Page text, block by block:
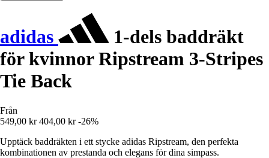
adidas
1-dels baddräkt
för kvinnor Ripstream 3-Stripes
Tie Back
Från
549,00 kr 404,00 kr -26%
Upptäck baddräkten i ett stycke adidas Ripstream, den perfekta
kombinationen av prestanda och elegans för dina simpass.